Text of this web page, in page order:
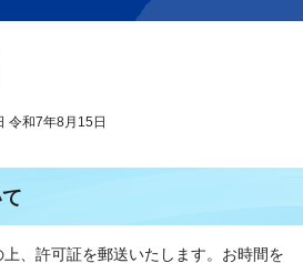
和7年8月15日
、許可証を郵送いたします。お時間を